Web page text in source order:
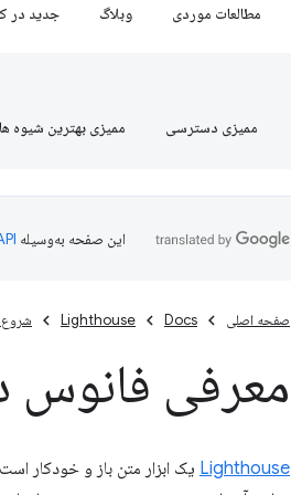
مطالعات موردی وبلاگ جدید در
ممیزی دسترسی ممیزی بهترین شیوه ها
این صفحه به‌وسیله
صفحه اصلی Docs
Lighthouse شروع
معرفی فانوس
Lighthouse یک ابزار متن باز و خودکار